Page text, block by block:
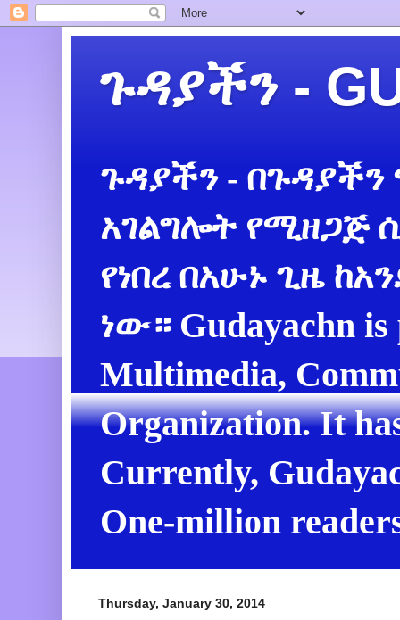
ጉዳያችን -
ጉዳያችን -
አገልግሎት የሚዘጋጅ
የነበረ በአሁኑ ጊዜ
ነው። Gudayachn is
Multimedia,
Organization. It
Currently,
One-million
Thursday, January 30, 2014